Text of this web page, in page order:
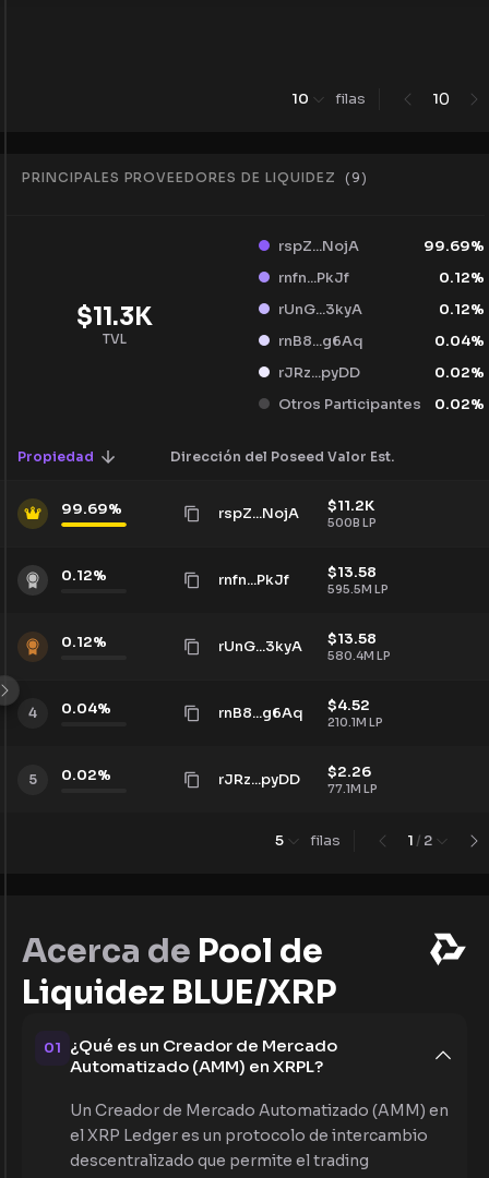
10 filas 10
PRINCIPALES PROVEEDORES DE LIQUIDEZ ( 9)
$11.3K
TVL
rspZ...NojA 99.69%
rnfn...PkJf
0.12%
rUnG...3kyA
0.12%
rnB8...g6Aq
0.04%
rJRz...pyDD
0.02%
Otros Participantes
0.02%
Propiedad Dirección del PoseedorValor Est.
99.69% rspZ...NojA $11.2K
500B LP
0.12% rnfn...PkJf $13.58
595.5M LP
0.12% rUnG...3kyA $13.58
580.4M LP
4 0.04% rnB8...g6Aq $4.52
210.1M LP
5 0.02% rJRz...pyDD $2.26
77.1M LP
5 filas 1 / 2
Acerca de Pool de
Liquidez BLUE/XRP
01 ¿Qué es un Creador de Mercado
Automatizado (AMM) en XRPL?
Un Creador de Mercado Automatizado (AMM) en
el XRP Ledger es un protocolo de intercambio
descentralizado que permite el trading